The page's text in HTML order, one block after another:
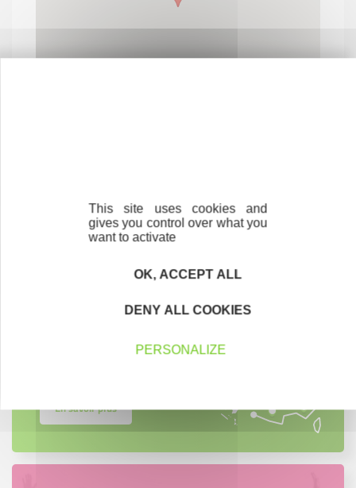
Contactez-nous ! Cliquez ici
Trouvez à qui vous adresser
Créateurs, repreneurs, vos interlocuteurs en
En savoir plus
This site uses cookies and
gives you control over what you
want to activate
OK, ACCEPT ALL
DENY ALL COOKIES
PERSONALIZE